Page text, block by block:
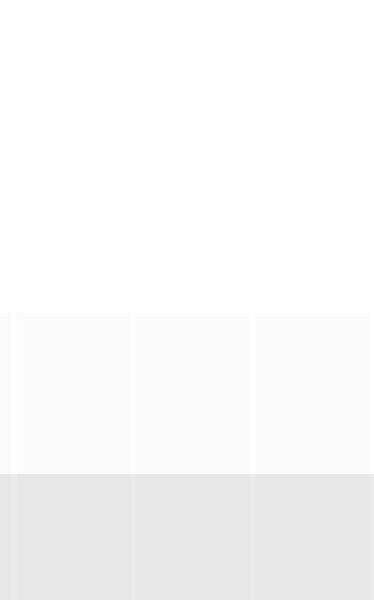
部张乐
一条铁丝网将两个虚构国家分隔开来，而停
被一股
子在楼梯间凭空消失；隔壁单元里，独居女